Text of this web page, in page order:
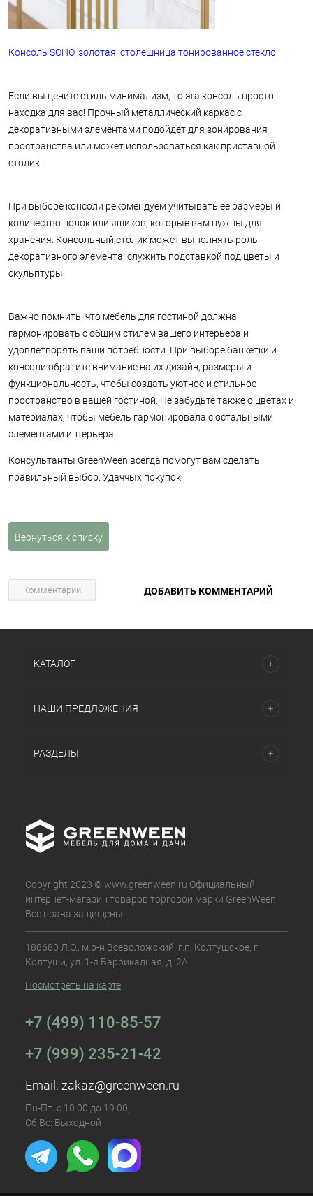
Консоль SOHO, золотая, столешница тонированное стекло
Если вы цените стиль минимализм, то эта консоль просто
находка для вас! Прочный металлический каркас с
декоративными элементами подойдет для зонирования
пространства или может использоваться как приставной
столик.
При выборе консоли рекомендуем учитывать ее размеры и
количество полок или ящиков, которые вам нужны для
хранения. Консольный столик может выполнять роль
декоративного элемента, служить подставкой под цветы и
скульптуры.
Важно помнить, что мебель для гостиной должна
гармонировать с общим стилем вашего интерьера и
удовлетворять ваши потребности. При выборе банкетки и
консоли обратите внимание на их дизайн, размеры и
функциональность, чтобы создать уютное и стильное
пространство в вашей гостиной. Не забудьте также о цветах и
материалах, чтобы мебель гармонировала с остальными
элементами интерьера.
Консультанты GreenWeen всегда помогут вам сделать
правильный выбор. Удаччых покупок!
Вернуться к списку
Комментарии ДОБАВИТЬ КОММЕНТАРИЙ
КАТАЛОГ
НАШИ ПРЕДЛОЖЕНИЯ
РАЗДЕЛЫ
Copyright 2023 © www.greenween.ru Официальный
интернет-магазин товаров торговой марки GreenWeen.
Все права защищены.
188680 Л.О., м.р-н Всеволожский, г.п. Колтушское, г.
Колтуши, ул. 1-я Баррикадная, д. 2А
Посмотреть на карте
+7 (499) 110-85-57
+7 (999) 235-21-42
Email: zakaz@greenween.ru
Пн-Пт: с 10:00 до 19:00,
Сб,Вс: Выходной